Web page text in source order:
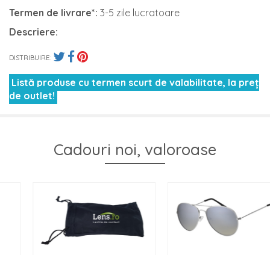
Termen de livrare*: 3-5 zile lucratoare
Descriere:
DISTRIBUIRE:
Listă produse cu termen scurt de valabilitate, la preț
de outlet!
Cadouri noi, valoroase